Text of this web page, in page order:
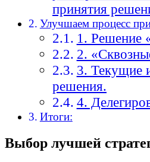
принятия
Улучшаем процесс
1. Решение
2.
3. Текущие
решения.
4.
Итоги:
Выбор лучшей